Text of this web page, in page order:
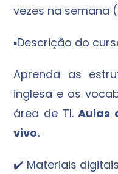
vezes na semana
▪️Descrição do
Aprenda as
inglesa e os
área de TI.Aulas
vivo.
✔️ Materiais